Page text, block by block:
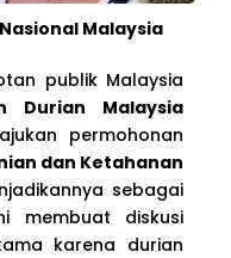
Malaysia
publik Malaysia
Durian Malaysia
permohonan
dan Ketahanan
sebagai
membuat diskusi
karena durian